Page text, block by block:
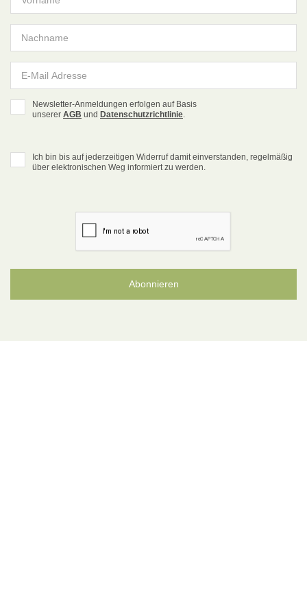
Newsletter-Anmeldungen erfolgen auf Basis
unserer AGB und Datenschutzrichtlinie
Ich bin bis auf jederzeitigen Widerruf damit einverstanden, regelmäßig
über elektronischen Weg informiert zu werden.
Abonnieren